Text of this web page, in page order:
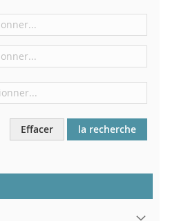
moteur
tableau de bord
arrière droit
Effacer la recherche